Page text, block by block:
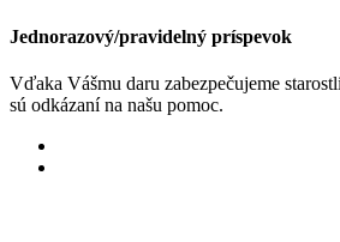
Jednorazový/pravidelný príspevok
Vďaka Vášmu daru zabezpečujeme
sú odkázaní na našu pomoc.